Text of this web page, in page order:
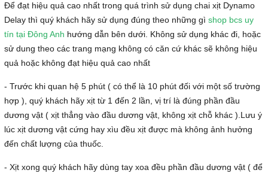
Để đạt hiệu quả cao nhất trong quá trình sử dụng chai xịt Dynamo
Delay thì quý khách hãy sử dụng đúng theo những gì shop bcs uy
tín tại Đông Anh hướng dẫn bên dưới. Không sử dụng khác đi, hoặc
sử dung theo các trang mạng không có căn cứ khác sẽ không hiệu
quả hoặc không đạt hiệu quả cao nhất
- Trước khi quan hệ 5 phút ( có thể là 10 phút đối với một số trường
hợp ), quý khách hãy xịt từ 1 đến 2 lần, vị trí là đúng phần đầu
dương vật ( xịt thẳng vào đầu dương vật, không xịt chỗ khác ).Lưu ý
lúc xịt dương vật cứng hay xìu đều xịt được mà không ảnh hưởng
đến chất lượng của thuốc.
- Xịt xong quý khách hãy dùng tay xoa đều phần đầu dương vật ( để